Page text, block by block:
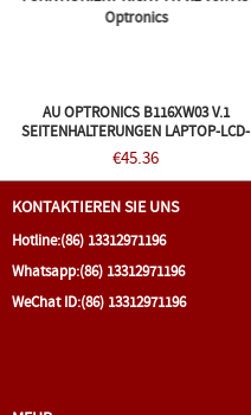
AU OPTRONICS B116XW03 V.1
SEITENHALTERUNGEN LAPTOP-LCD-
BILDSCHIRM 11,6" WXGA HD LED
FUNKTIONIERT NICHT FR V.2 Von AU
Optronics
€45.36
KONTAKTIEREN SIE UNS
Hotline:(86) 13312971196
Whatsapp:(86) 13312971196
WeChat ID:(86) 13312971196